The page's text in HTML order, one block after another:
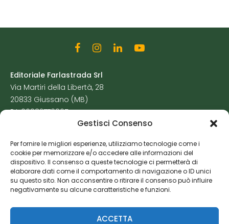
Gestisci Consenso
Per fornire le migliori esperienze, utilizziamo tecnologie come i
cookie per memorizzare e/o accedere alle informazioni del
dispositivo. Il consenso a queste tecnologie ci permetterà di
elaborare dati come il comportamento di navigazione o ID unici
su questo sito. Non acconsentire o ritirare il consenso può influire
negativamente su alcune caratteristiche e funzioni.
ACCETTA
Editoriale Farlastrada Srl
Via Martiri della Libertà, 28
20833 Giussano (MB)
P.I. 06982770965
Cookie Policy
Risorse Aggiuntive